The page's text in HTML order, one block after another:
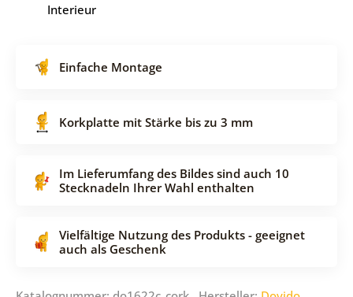
Interieur
Einfache Montage
Korkplatte mit Stärke bis zu 3 mm
Im Lieferumfang des Bildes sind auch 10
Stecknadeln Ihrer Wahl enthalten
Vielfältige Nutzung des Produkts - geeignet
auch als Geschenk